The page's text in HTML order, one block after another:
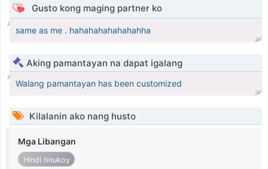
Gusto kong maging partner ko
same as me . hahahahahahahahha
Aking pamantayan na dapat igalang
Walang pamantayan has been customized
Kilalanin ako nang husto
Mga Libangan
Hindi tinukoy